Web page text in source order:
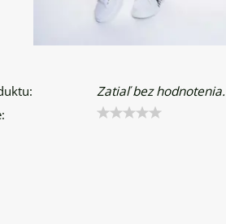
Zatiaľ bez